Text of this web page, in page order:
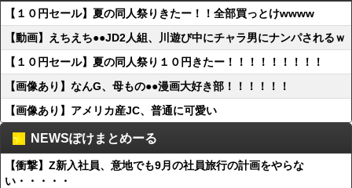
【１０円セール】夏の同人祭りきたー！！全部買っとけwwww
【動画】えちえち●●JD2人組、川遊び中にチャラ男にナンパされるｗ
【１０円セール】夏の同人祭り１０円きたー！！！！！！！！！
【画像あり】なんG、母もの●●漫画大好き部！！！！！！
【画像あり】アメリカ産JC、普通に可愛い
NEWSぽけまとめーる
【衝撃】Z新入社員、意地でも9月の社員旅行の計画をやらな
い・・・・・